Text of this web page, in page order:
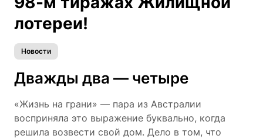
лотереи!
Новости
Дважды два — четыре
«Жизнь на грани» — пара из Австралии
восприняла это выражение буквально, когда
решила возвести свой дом. Дело в том, что